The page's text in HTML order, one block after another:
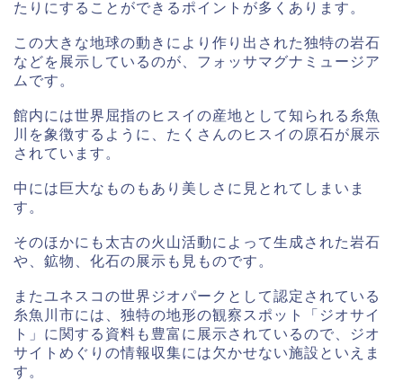
たりにすることができるポイントが多くあります。
この大きな地球の動きにより作り出された独特の岩石
などを展示しているのが、フォッサマグナミュージア
ムです。
館内には世界屈指のヒスイの産地として知られる糸魚
川を象徴するように、たくさんのヒスイの原石が展示
されています。
中には巨大なものもあり美しさに見とれてしまいま
す。
そのほかにも太古の火山活動によって生成された岩石
や、鉱物、化石の展示も見ものです。
またユネスコの世界ジオパークとして認定されている
糸魚川市には、独特の地形の観察スポット「ジオサイ
ト」に関する資料も豊富に展示されているので、ジオ
サイトめぐりの情報収集には欠かせない施設といえま
す。